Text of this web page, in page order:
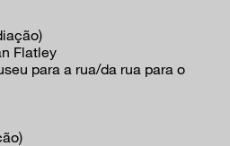
Flatley
para a rua/da rua para o